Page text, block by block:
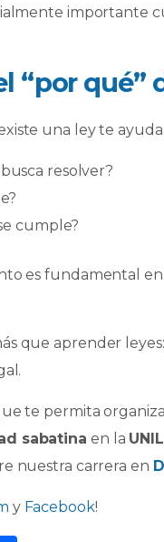
importante
“por qué”
una ley te
resolver?
cumple?
es fundamental
que aprender
te permita
sabatina en la
nuestra carrera en
y Facebook!